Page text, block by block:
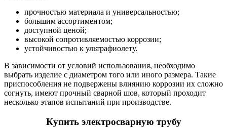
прочностью материала и универсальностью;
большим ассортиментом;
доступной ценой;
высокой сопротивляемостью коррозии;
устойчивостью к ультрафиолету.
В зависимости от условий использования, необходимо
выбрать изделие с диаметром того или иного размера. Такие
приспособления не подвержены влиянию коррозии их сложно
согнуть, имеют прочный сварной шов, который проходит
несколько этапов испытаний при производстве.
Купить электросварную трубу